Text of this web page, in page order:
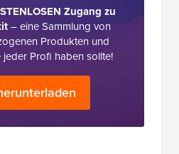
Zugang zu
– eine Sammlung von
Produkten und
jeder Profi haben sollte!